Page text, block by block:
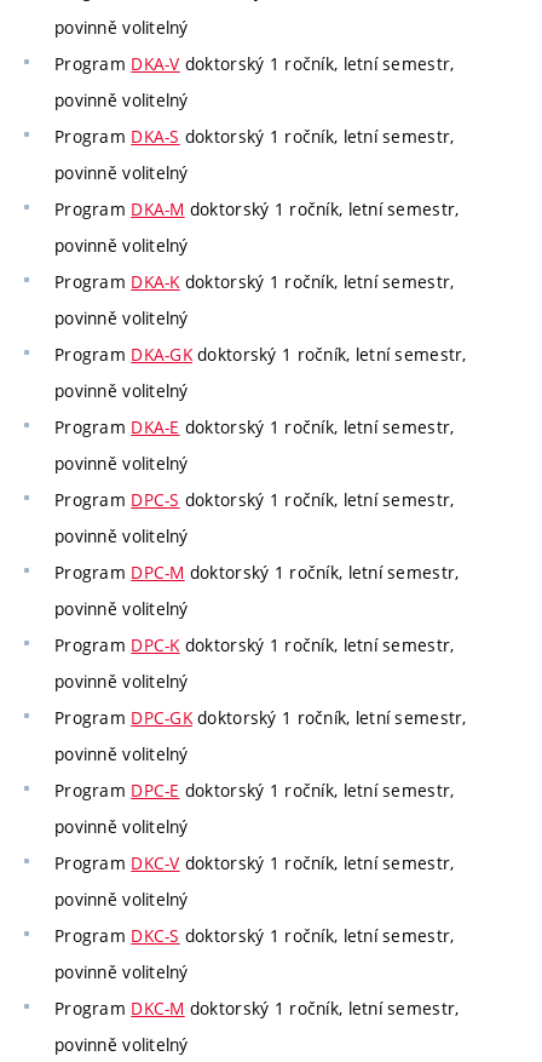
povinně volitelný
Program DKA-V doktorský 1 ročník, letní semestr,
povinně volitelný
Program DKA-S doktorský 1 ročník, letní semestr,
povinně volitelný
Program DKA-M doktorský 1 ročník, letní semestr,
povinně volitelný
Program DKA-Kdoktorský 1 ročník, letní semestr,
povinně volitelný
Program DKA-GKdoktorský 1 ročník, letní semestr,
povinně volitelný
Program DKA-E doktorský 1 ročník, letní semestr,
povinně volitelný
Program DPC-S doktorský 1 ročník, letní semestr,
povinně volitelný
Program DPC-M doktorský 1 ročník, letní semestr,
povinně volitelný
Program DPC-Kdoktorský 1 ročník, letní semestr,
povinně volitelný
Program DPC-GKdoktorský 1 ročník, letní semestr,
povinně volitelný
Program DPC-E doktorský 1 ročník, letní semestr,
povinně volitelný
Program DKC-V doktorský 1 ročník, letní semestr,
povinně volitelný
Program DKC-S doktorský 1 ročník, letní semestr,
povinně volitelný
Program DKC-M doktorský 1 ročník, letní semestr,
povinně volitelný